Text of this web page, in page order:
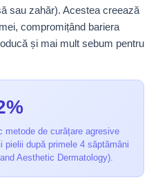
sau zahăr). Acestea creează
compromițând bariera
și mai mult sebum pentru
metode de curățare agresive
pielii după primele 4 săptămâni
Aesthetic Dermatology).